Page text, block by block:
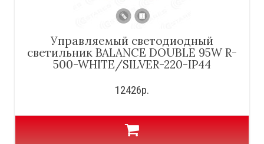
Управляемый светодиодный
светильник BALANCE DOUBLE 95W R-
500-WHITE/SILVER-220-IP44
12426р.